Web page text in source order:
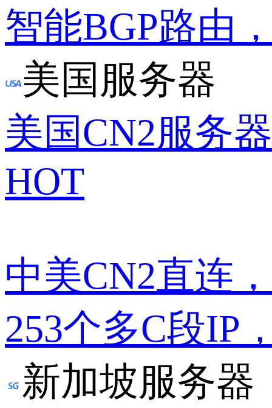
智能BGP路由
美国服务器
美国CN2服务器
HOT
中美CN2直连
253个多C段IP
新加坡服务器